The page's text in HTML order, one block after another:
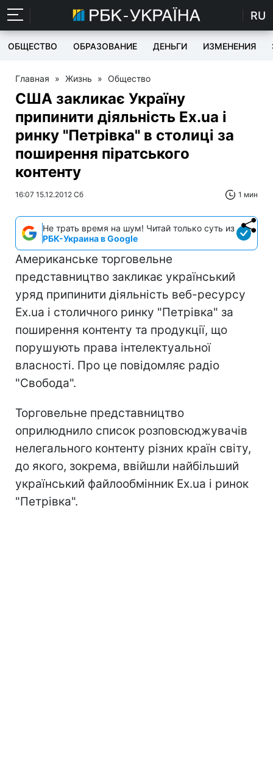
RU
ОБЩЕСТВО ОБРАЗОВАНИЕ ДЕНЬГИ ИЗМЕНЕНИЯ
Главная » Жизнь » Общество
США закликає Україну
припинити діяльність Ex.ua i
ринку "Петрівка" в столиці за
поширення піратського
контенту
16:07 15.12.2012 Сб 1 мин
Не трать время на шум! Читай только суть из
РБК-Украина в Google
Американське торговельне
представництво закликає український
уряд припинити дiяльнiсть веб-ресурсу
Ex.ua i столичного ринку "Петрiвка" за
поширення контенту та продукцiї, що
порушують права iнтелектуальної
власностi. Про це повідомляє радіо
"Свобода".
Торговельне представництво
оприлюднило список розповсюджувачiв
нелегального контенту рiзних країн свiту,
до якого, зокрема, ввiйшли найбiльший
український файлообмiнник Ex.ua i ринок
"Петрiвка".